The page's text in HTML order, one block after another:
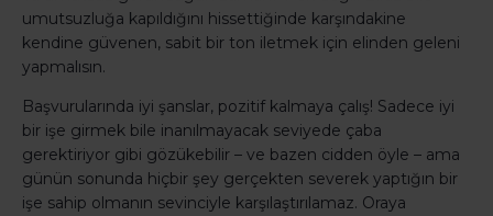
umutsuzluğa kapıldığını hissettiğinde karşındakine
kendine güvenen, sabit bir ton iletmek için elinden geleni
yapmalısın.
Başvurularında iyi şanslar, pozitif kalmaya çalış! Sadece iyi
bir işe girmek bile inanılmayacak seviyede çaba
gerektiriyor gibi gözükebilir – ve bazen cidden öyle – ama
günün sonunda hiçbir şey gerçekten severek yaptığın bir
işe sahip olmanın sevinciyle karşılaştırılamaz. Oraya